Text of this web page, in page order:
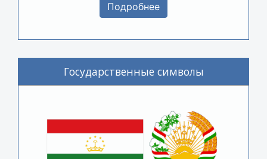
Подробнее
Государственные символы